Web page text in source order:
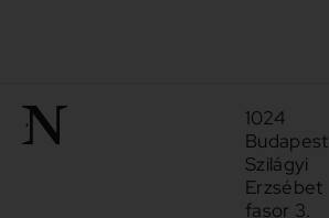
1024
Budapest
Szilágyi
Erzsébet
fasor 3.